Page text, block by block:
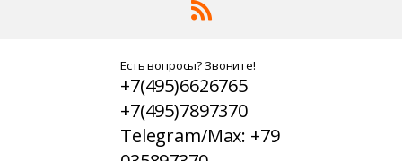
Есть вопросы? Звоните!
+7(495)6626765
+7(495)7897370
Telegram/Max: +79